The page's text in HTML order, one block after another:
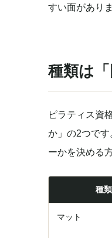
すい面がありま
種類は
ピラティス資
か」の2つで
ーかを決める
種類
マット